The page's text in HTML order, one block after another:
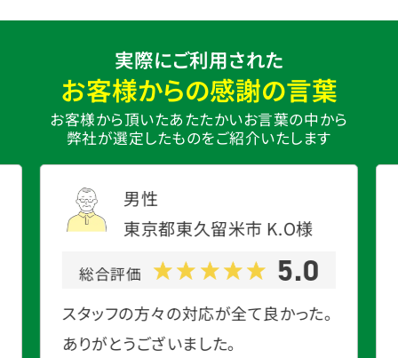
実際にご利用された
お客様からの感謝の言葉
お客様から頂いたあたたかいお言葉の中から
弊社が選定したものをご紹介いたします
男性
東京都東久留米市 K.O様
総合評価 5.0
スタッフの方々の対応が全て良かった。
ありがとうございました。